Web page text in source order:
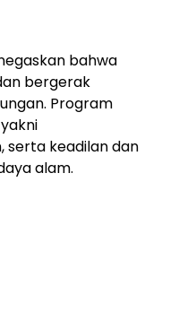
bahwa
bergerak
Program
serta keadilan dan
alam.